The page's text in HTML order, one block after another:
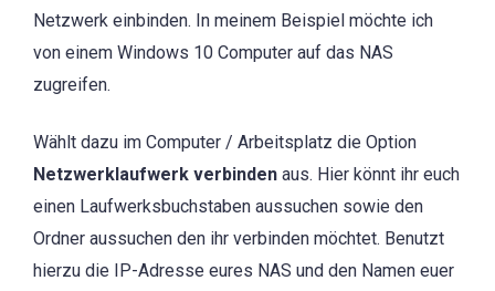
Netzwerk einbinden. In meinem Beispiel möchte ich
von einem Windows 10 Computer auf das NAS
zugreifen.
Wählt dazu im Computer / Arbeitsplatz die Option
Netzwerklaufwerk verbinden aus. Hier könnt ihr euch
einen Laufwerksbuchstaben aussuchen sowie den
Ordner aussuchen den ihr verbinden möchtet. Benutzt
hierzu die IP-Adresse eures NAS und den Namen euer